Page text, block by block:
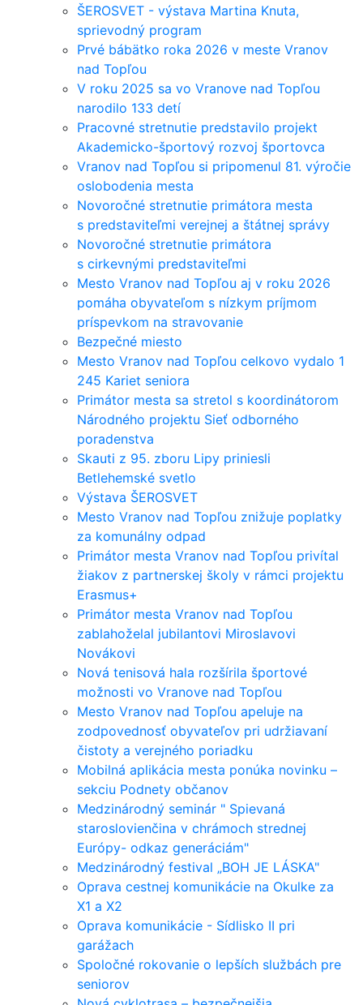
ŠEROSVET - výstava Martina Knuta,
sprievodný program
Prvé bábätko roka 2026 v meste Vranov
nad Topľou
V roku 2025 sa vo Vranove nad Topľou
narodilo 133 detí
Pracovné stretnutie predstavilo projekt
Akademicko-športový rozvoj športovca
Vranov nad Topľou si pripomenul 81. výročie
oslobodenia mesta
Novoročné stretnutie primátora mesta
s predstaviteľmi verejnej a štátnej správy
Novoročné stretnutie primátora
s cirkevnými predstaviteľmi
Mesto Vranov nad Topľou aj v roku 2026
pomáha obyvateľom s nízkym príjmom
príspevkom na stravovanie
Bezpečné miesto
Mesto Vranov nad Topľou celkovo vydalo 1
245 Kariet seniora
Primátor mesta sa stretol s koordinátorom
Národného projektu Sieť odborného
poradenstva
Skauti z 95. zboru Lipy priniesli
Betlehemské svetlo
Výstava ŠEROSVET
Mesto Vranov nad Topľou znižuje poplatky
za komunálny odpad
Primátor mesta Vranov nad Topľou privítal
žiakov z partnerskej školy v rámci projektu
Erasmus+
Primátor mesta Vranov nad Topľou
zablahoželal jubilantovi Miroslavovi
Novákovi
Nová tenisová hala rozšírila športové
možnosti vo Vranove nad Topľou
Mesto Vranov nad Topľou apeluje na
zodpovednosť obyvateľov pri udržiavaní
čistoty a verejného poriadku
Mobilná aplikácia mesta ponúka novinku –
sekciu Podnety občanov
Medzinárodný seminár " Spievaná
staroslovienčina v chrámoch strednej
Európy- odkaz generáciám"
Medzinárodný festival „BOH JE LÁSKA"
Oprava cestnej komunikácie na Okulke za
X1 a X2
Oprava komunikácie - Sídlisko II pri
garážach
Spoločné rokovanie o lepších službách pre
seniorov